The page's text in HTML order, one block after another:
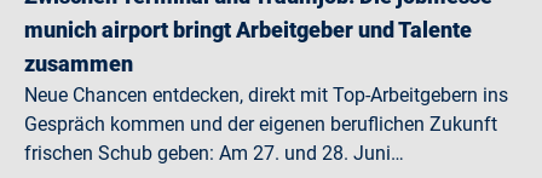
munich airport bringt Arbeitgeber und Talente
zusammen
Neue Chancen entdecken, direkt mit Top-Arbeitgebern ins
Gespräch kommen und der eigenen beruflichen Zukunft
frischen Schub geben: Am 27. und 28. Juni…